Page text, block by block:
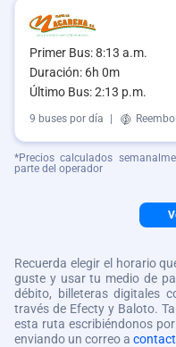
Primer Bus: 8:13 a.m.
Duración: 6h 0m
Último Bus: 2:13 p.m.
9 buses por día
*Precios calculados
parte del operador
Recuerda elegir el horario
guste y usar tu medio de
débito, billeteras digitales
través de Efecty y Baloto.
esta ruta escribiéndonos
enviando un correo a